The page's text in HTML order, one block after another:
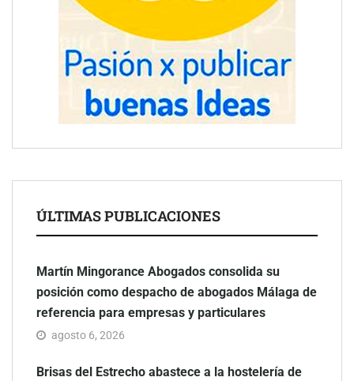
ÚLTIMAS PUBLICACIONES
Martín Mingorance Abogados consolida su
posición como despacho de abogados Málaga de
referencia para empresas y particulares
agosto 6, 2026
Brisas del Estrecho abastece a la hostelería de